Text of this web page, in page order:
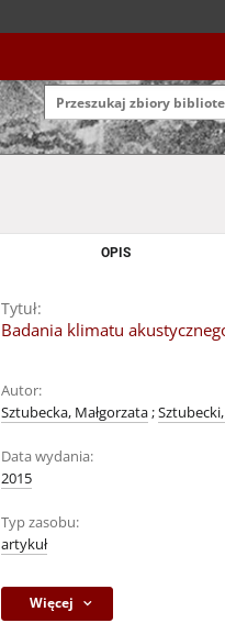
OPIS
Tytuł:
Badania klimatu
Autor:
Sztubecka, Małgorzata;Sztubecki,
Data wydania:
2015
Typ zasobu:
artykuł
Więcej